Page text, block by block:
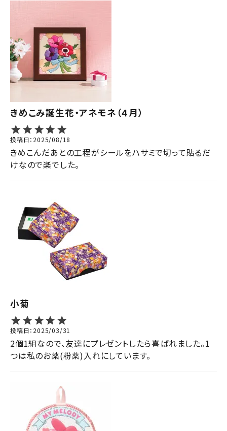
きめこみ誕生花・アネモネ（４月）
投稿日 2025/08/18
きめこんだあとの工程がシールをハサミで切って貼るだ
けなので楽でした。
小菊
投稿日 2025/03/31
2個1組なので、友達にプレゼントしたら喜ばれました。1
つは私のお薬(粉薬)入れにしています。